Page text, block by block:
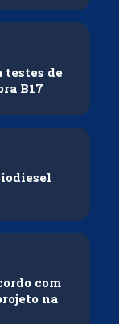
testes de
B17
com
na